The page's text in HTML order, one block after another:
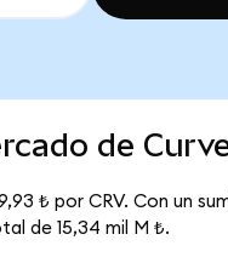
de
₺ por CRV. Con un
de 15,34 mil M ₺.